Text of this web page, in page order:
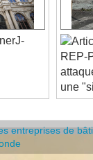
REP-
une
entreprises de